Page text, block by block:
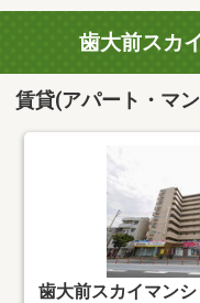
歯大前スカ
賃貸(アパート・マ
歯大前スカイマン